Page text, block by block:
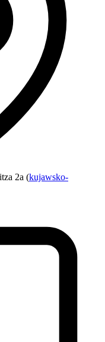
2a (kujawsko-